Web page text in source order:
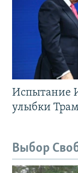
Испытание
улыбки
Выбор